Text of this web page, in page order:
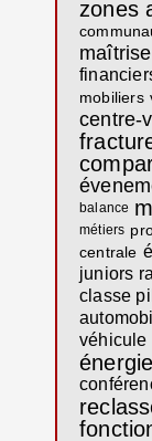
zones
mobiliers
centre-
balance
métiers
centrale
juniors
classe
véhicule
énergie